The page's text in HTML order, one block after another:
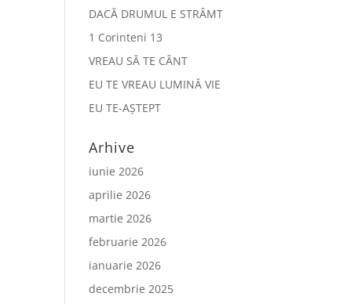
DACĂ DRUMUL E STRÂMT
1 Corinteni 13
VREAU SĂ TE CÂNT
EU TE VREAU LUMINĂ VIE
EU TE-AȘTEPT
Arhive
iunie 2026
aprilie 2026
martie 2026
februarie 2026
ianuarie 2026
decembrie 2025